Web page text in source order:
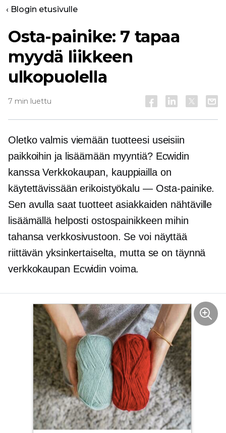
‹ Blogin etusivulle
Osta-painike: 7 tapaa
myydä liikkeen
ulkopuolella
7 min luettu
Oletko valmis viemään tuotteesi useisiin
paikkoihin ja lisäämään myyntiä? Ecwidin
kanssaVerkkokaupan, kauppiailla on
käytettävissään erikoistyökalu — Osta-painike.
Sen avulla saat tuotteet asiakkaiden nähtäville
lisäämällä helposti ostospainikkeen mihin
tahansa verkkosivustoon. Se voi näyttää
riittävän yksinkertaiselta, mutta se on täynnä
verkkokaupan Ecwidin voima.